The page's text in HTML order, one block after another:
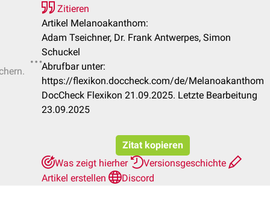
Zitieren
Artikel Melanoakanthom:
Adam Tseichner, Dr. Frank Antwerpes, Simon
Schuckel
Abrufbar unter:
https://flexikon.doccheck.com/de/Melanoakanthom
DocCheck Flexikon 21.09.2025. Letzte Bearbeitung
23.09.2025
Zitat kopieren
Was zeigt hierher
Versionsgeschichte
Artikel erstellen
Discord